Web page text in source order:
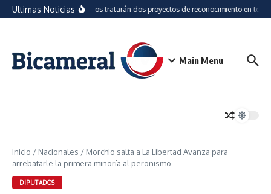
Saltar al contenido
Ultimas NoticiasDiputados tratarán dos proyectos de reconocimiento en torno
Main Menu
Inicio / Nacionales / Morchio salta a La Libertad Avanza para
arrebatarle la primera minoría al peronismo
DIPUTADOS